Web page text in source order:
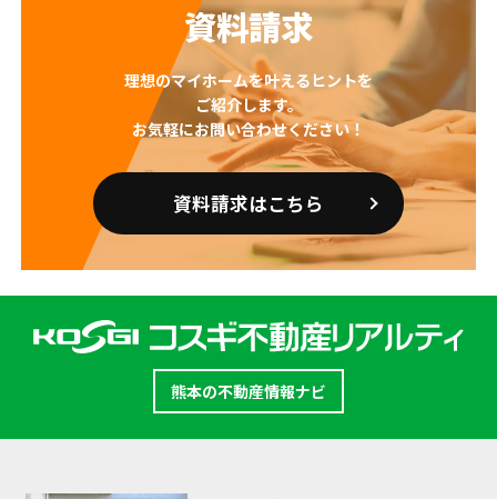
資料請求
理想のマイホームを叶えるヒントを
ご紹介します。
お気軽にお問い合わせください！
資料請求はこちら
熊本の不動産情報ナビ